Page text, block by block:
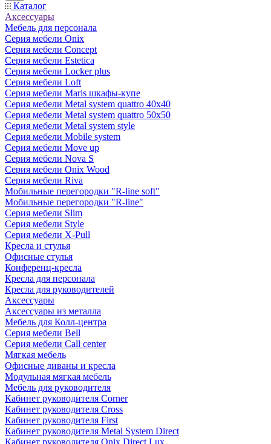
Каталог
Аксессуары
Мебель для персонала
Серия мебели Onix
Серия мебели Concept
Серия мебели Estetica
Серия мебели Locker plus
Серия мебели Loft
Серия мебели Maris шкафы-купе
Серия мебели Metal system quattro 40x40
Серия мебели Metal system quattro 50x50
Серия мебели Metal system style
Серия мебели Mobile system
Серия мебели Move up
Серия мебели Nova S
Серия мебели Onix Wood
Серия мебели Riva
Мобильные перегородки "R-line soft"
Мобильные перегородки "R-line"
Серия мебели Slim
Серия мебели Style
Серия мебели X-Pull
Кресла и стулья
Офисные стулья
Конференц-кресла
Кресла для персонала
Кресла для руководителей
Аксессуары
Аксессуары из металла
Мебель для Колл-центра
Серия мебели Bell
Серия мебели Call center
Мягкая мебель
Офисные диваны и кресла
Модульная мягкая мебель
Мебель для руководителя
Кабинет руководителя Corner
Кабинет руководителя Cross
Кабинет руководителя First
Кабинет руководителя Metal System Direct
Кабинет руководителя Onix Direct Lux